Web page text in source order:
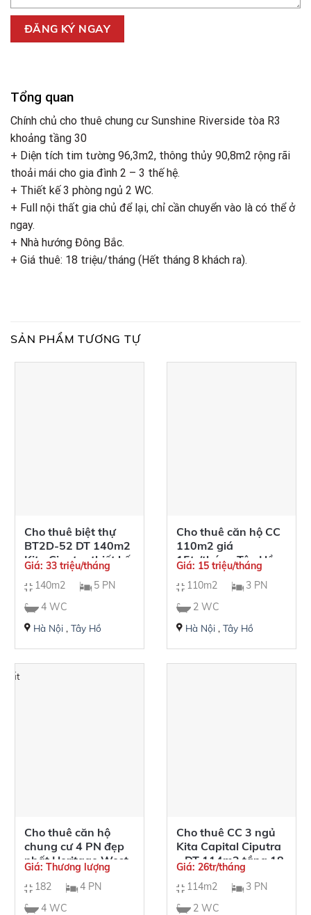
Tổng quan
Chính chủ cho thuê chung cư Sunshine Riverside tòa R3
khoảng tầng 30
+ Diện tích tim tường 96,3m2, thông thủy 90,8m2 rộng rãi
thoải mái cho gia đình 2 – 3 thế hệ.
+ Thiết kế 3 phòng ngủ 2 WC.
+ Full nội thất gia chủ để lại, chỉ cần chuyển vào là có thể ở
ngay.
+ Nhà hướng Đông Bắc.
+ Giá thuê: 18 triệu/tháng (Hết tháng 8 khách ra).
SẢN PHẨM TƯƠNG TỰ
Cho thuê biệt thự
BT2D-52 DT 140m2
Kita Ciputra thiết kế
5 ngủ 4 phòng tắm
full nội thất
Giá: 33 triệu/tháng
140m2
5 PN
4 WC
Hà Nội ,Tây Hồ
Cho thuê căn hộ CC
110m2 giá
15tr/tháng Tây Hồ
Residence
Giá: 15 triệu/tháng
110m2
3 PN
2 WC
Hà Nội ,Tây Hồ
Cho thuê căn hộ
chung cư 4 PN đẹp
nhất Heritage West
Lake
Giá: Thương lượng
182
4 PN
4 WC
Cho thuê CC 3 ngủ
Kita Capital Ciputra
– DT 114m2 tầng 18
Giá: 26tr/tháng
114m2
3 PN
2 WC